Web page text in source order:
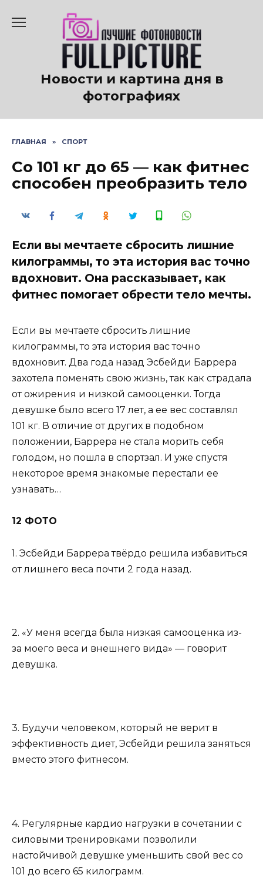
содержанию
Новости и картина дня в
фотографиях
ГЛАВНАЯ » СПОРТ
Со 101 кг до 65 — как фитнес
способен преобразить тело
Если вы мечтаете сбросить лишние
килограммы, то эта история вас точно
вдохновит. Она рассказывает, как
фитнес помогает обрести тело мечты.
Если вы мечтаете сбросить лишние
килограммы, то эта история вас точно
вдохновит. Два года назад Эсбейди Баррера
захотела поменять свою жизнь, так как страдала
от ожирения и низкой самооценки. Тогда
девушке было всего 17 лет, а ее вес составлял
101 кг. В отличие от других в подобном
положении, Баррера не стала морить себя
голодом, но пошла в спортзал. И уже спустя
некоторое время знакомые перестали ее
узнавать…
12 ФОТО
1. Эсбейди Баррера твёрдо решила избавиться
от лишнего веса почти 2 года назад.
2. «У меня всегда была низкая самооценка из-
за моего веса и внешнего вида» — говорит
девушка.
3. Будучи человеком, который не верит в
эффективность диет, Эсбейди решила заняться
вместо этого фитнесом.
4. Регулярные кардио нагрузки в сочетании с
силовыми тренировками позволили
настойчивой девушке уменьшить свой вес со
101 до всего 65 килограмм.